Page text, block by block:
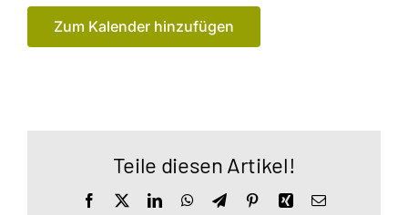
Zum Kalender hinzufügen
Teile diesen Artikel!
Facebook LinkedInWhatsApp
TelegramPinterestXingE-